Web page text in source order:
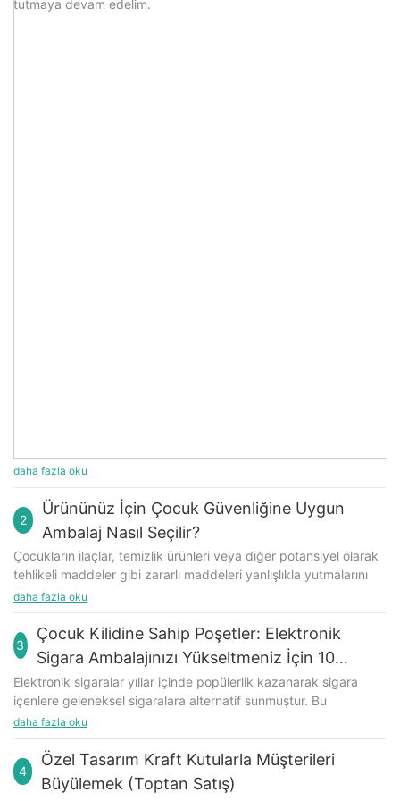
tutmaya devam edelim.
daha fazla oku
2
Ürününüz İçin Çocuk Güvenliğine Uygun
Ambalaj Nasıl Seçilir?
Çocukların ilaçlar, temizlik ürünleri veya diğer potansiyel olarak
tehlikeli maddeler gibi zararlı maddeleri yanlışlıkla yutmalarını
önlemek için çocuklara karşı dayanıklı ambalajlar şarttır. Bir ürün
kullanımını kolaylaştıracak doğru çocuklara karşı dayanıklı
ambalajı seçmek çok önemlidir. Piyasada çok çeşitli çocuklara
karşı dayanıklı ambalaj seçenekleri bulunduğundan, ürününüz
için en uygun olanı seçmek zor olabilir. Bu makalede,
düzenlemeler, işlevsellik, kullanım kolaylığı ve maliyet gibi
faktörleri göz önünde bulundurarak ürününüz için doğru
inceleyeceğiz.
Yönetmelikler
daha fazla oku
3
Çocuk Kilidine Sahip Poşetler: Elektronik
Sigara Ambalajınızı Yükseltmeniz İçin 10
Neden
Elektronik sigaralar yıllar içinde popülerlik kazanarak sigara
içenlere geleneksel sigaralara alternatif sunmuştur. Bu
popülerlikle birlikte, hem yetişkinlerin hem de çocukların
çıkmıştır. Çocukların yanlışlıkla yutmasını önleme özelliği
nedeniyle, çocuklara karşı dayanıklı poşetler elektronik sigara
ambalajlarında önemli bir iyileştirmedir. Bu makalede, elektronik
daha fazla oku
4
Özel Tasarım Kraft Kutularla Müşterileri
Büyülemek (Toptan Satış)